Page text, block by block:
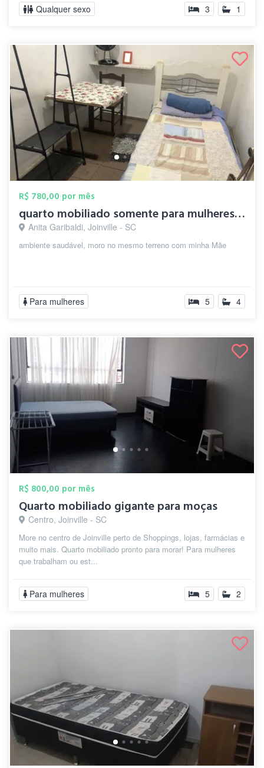
Qualquer sexo 3 1
R$ 780,00 por mês
quarto mobiliado somente para mulheres, ...
Anita Garibaldi, Joinville - SC
ambiente saudável, moro no mesmo terreno com minha Mãe
Para mulheres 5 4
R$ 800,00 por mês
Quarto mobiliado gigante para moças
Centro, Joinville - SC
More no centro de Joinville perto de Shoppings, lojas, farmácias e
muito mais. Quarto mobiliado pronto para morar! Para mulheres
que trabalham ou est...
Para mulheres 5 2